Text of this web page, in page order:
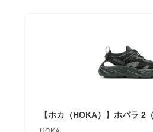
【ホカ（HOKA）】ホパラ 2